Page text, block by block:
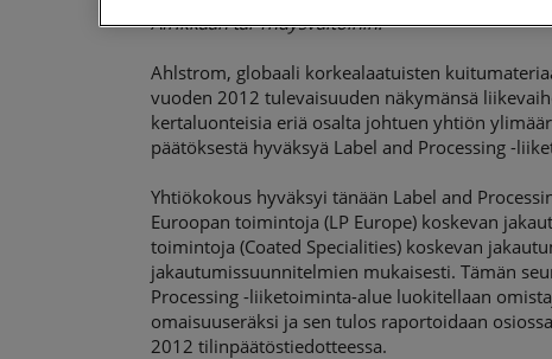
Afrikkaan tai Yhdysvaltoihin.
Ahlstrom, globaali korkealaatuisten
vuoden 2012 tulevaisuuden näkymänsä
kertaluonteisia eriä osalta johtuen yhtiön
päätöksestä hyväksyä Label and Processing -
Yhtiökokous hyväksyi tänään Label and
Euroopan toimintoja (LP Europe) koskevan
toimintoja (Coated Specialities) koskevan
jakautumissuunnitelmien mukaisesti. Tämän
Processing -liiketoiminta-alue luokitellaan
omaisuuseräksi ja sen tulos raportoidaan
2012 tilinpäätöstiedotteessa.